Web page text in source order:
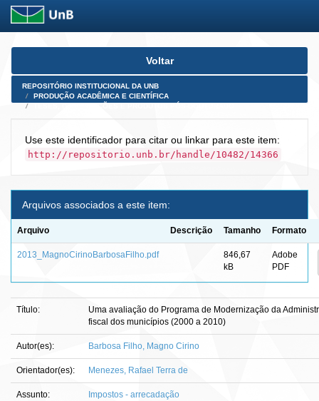
Skip
Voltar
REPOSITÓRIO INSTITUCIONAL DA UNB
PRODUÇÃO ACADÊMICA E CIENTÍFICA
Use este identificador para citar ou linkar para este item:
http://repositorio.unb.br/handle/10482/14366
Arquivos associados a este item:
Arquivo Descrição Tamanho Formato
2013_MagnoCirinoBarbosaFilho.pdf
846,67
kB
Adobe
PDF
Título:
Uma avaliação do Programa de Modernização da
fiscal dos municípios (2000 a 2010)
Autor(es): Barbosa Filho, Magno Cirino
Orientador(es): Menezes, Rafael Terra de
Assunto:
Impostos - arrecadação